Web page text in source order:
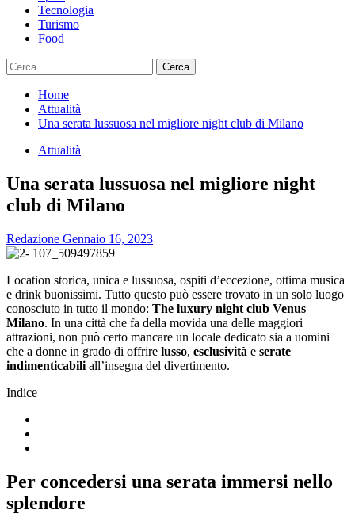
Tecnologia
Turismo
Food
Ricerca
per:
Home
Attualità
Una serata lussuosa nel migliore night club di Milano
Attualità
Una serata lussuosa nel migliore night
club di Milano
Redazione Gennaio 16, 2023
Location storica, unica e lussuosa, ospiti d’eccezione, ottima musica
e drink buonissimi. Tutto questo può essere trovato in un solo luogo
conosciuto in tutto il mondo: The luxury night club Venus
Milano. In una città che fa della movida una delle maggiori
attrazioni, non può certo mancare un locale dedicato sia a uomini
che a donne in grado di offrire lusso, esclusività e serate
indimenticabili all’insegna del divertimento.
Indice
Per concedersi una serata immersi nello
splendore